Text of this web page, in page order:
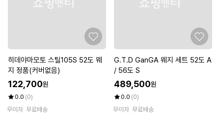
히데야마모토 스틸105S 52도 웨
지 정품(커버없음)
122,700원
0.0 (0)
무이자 무료배송
G.T.D GanGA 웨지 세트 52도 A
/ 56도 S
489,500원
0.0 (0)
무이자 무료배송